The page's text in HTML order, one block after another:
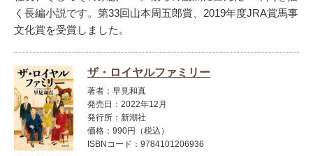
く長編小説です。第33回山本周五郎賞、2019年度JRA賞馬事
文化賞を受賞しました。
ザ・ロイヤルファミリー
著者：早見和真
発売日：2022年12月
発行所：新潮社
価格：990円（税込）
ISBNコード：9784101206936